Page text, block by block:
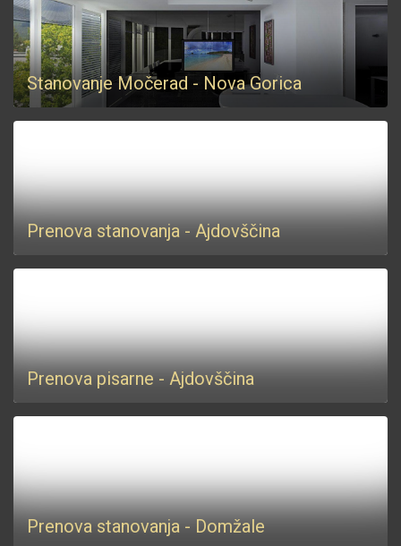
Stanovanje Močerad - Nova Gorica
Prenova stanovanja - Ajdovščina
Prenova pisarne - Ajdovščina
Prenova stanovanja - Domžale